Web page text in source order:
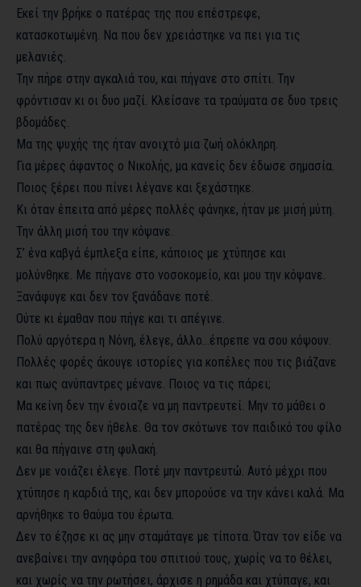
Εκεί την βρήκε ο πατέρας της που επέστρεφε,
κατασκοτωμένη. Να που δεν χρειάστηκε να πει για τις
μελανιές.
Την πήρε στην αγκαλιά του, και πήγανε στο σπίτι. Την
φρόντισαν κι οι δυο μαζί. Κλείσανε τα τραύματα σε δυο τρεις
βδομάδες.
Μα της ψυχής της ήταν ανοιχτό μια ζωή ολόκληρη.
Για μέρες άφαντος ο Νικολής, μα κανείς δεν έδωσε σημασία.
Ποιος ξέρει που πίνει λέγανε και ξεχάστηκε.
Κι όταν έπειτα από μέρες πολλές φάνηκε, ήταν με μισή μύτη.
Την άλλη μισή του την κόψανε.
Σ’ ένα καβγά έμπλεξα είπε, κάποιος με χτύπησε και
μολύνθηκε. Με πήγανε στο νοσοκομείο, και μου την κόψανε.
Ξανάφυγε και δεν τον ξανάδανε ποτέ.
Ούτε κι έμαθαν που πήγε και τι απέγινε.
Πολύ αργότερα η Νόνη, έλεγε, άλλο…έπρεπε να σου κόψουν.
Πολλές φορές άκουγε ιστορίες για κοπέλες που τις βιάζανε
και πως ανύπαντρες μένανε. Ποιος να τις πάρει;
Μα κείνη δεν την ένοιαζε να μη παντρευτεί. Μην το μάθει ο
πατέρας της δεν ήθελε. Θα τον σκότωνε τον παιδικό του φίλο
και θα πήγαινε στη φυλακή.
Δεν με νοιάζει έλεγε. Ποτέ μην παντρευτώ. Αυτό μέχρι που
χτύπησε η καρδιά της, και δεν μπορούσε να την κάνει καλά. Μα
αρνήθηκε το θαύμα του έρωτα.
Δεν το έζησε κι ας μην σταμάταγε με τίποτα. Όταν τον είδε να
ανεβαίνει την ανηφόρα του σπιτιού τους, χωρίς να το θέλει,
και χωρίς να την ρωτήσει, άρχισε η ρημάδα και χτύπαγε, και